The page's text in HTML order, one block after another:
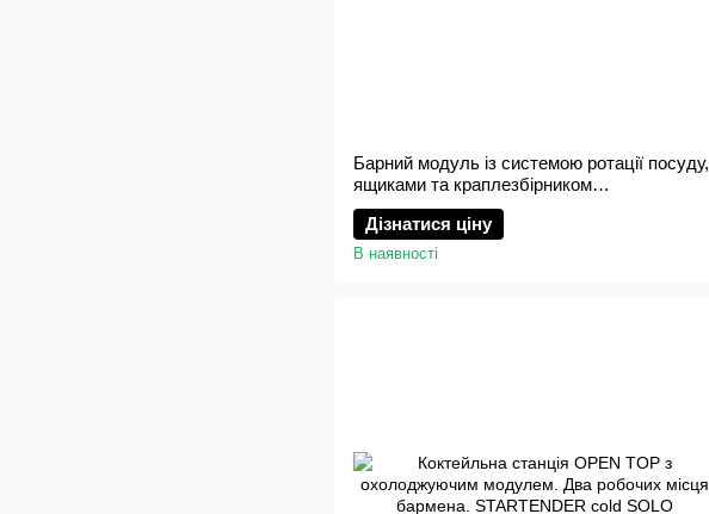
Барний модуль із системою ротації посуду,
ящиками та краплезбірником
STARTENDER GLASS DRAWERS SSF
Дізнатися ціну
В наявності